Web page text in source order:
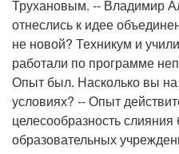
Трухановым. -- Владимир
отнеслись к идее
не новой? Техникум и
работали по программе
Опыт был. Насколько вы
условиях? -- Опыт
целесообразность
образовательных